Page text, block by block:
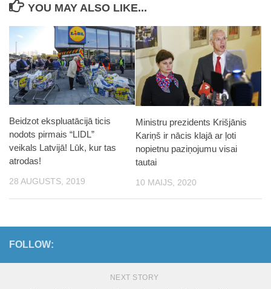
YOU MAY ALSO LIKE...
Beidzot ekspluatācijā ticis
nodots pirmais “LIDL”
veikals Latvijā! Lūk, kur tas
atrodas!
28 AUGUSTS, 2019
Ministru prezidents Krišjānis
Kariņš ir nācis klajā ar ļoti
nopietnu paziņojumu visai
tautai
10 MAIJS, 2020
FOLLOW:
NEXT STORY